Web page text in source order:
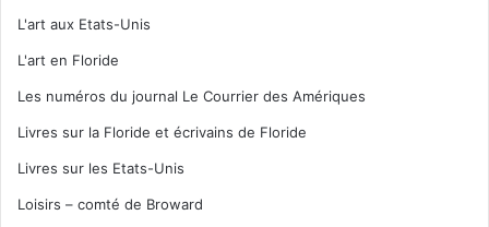
L'art aux Etats-Unis
L'art en Floride
Les numéros du journal Le Courrier des Amériques
Livres sur la Floride et écrivains de Floride
Livres sur les Etats-Unis
Loisirs – comté de Broward